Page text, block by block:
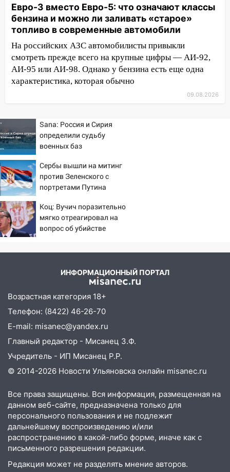
17:15
В Ульяновской области
ремонтируют девять мостов: один уже
готов, ещё два — почти завершены
17:00 «Ульяновскалипсис»: последствия
урагана 8 августа
16:38 Прогноз погоды в Ульяновской
Ульяновске отменили фестиваль «Наше
время»
16:17
Мелекесский район первым в
Ульяновской области намолотил более
100 тысяч тонн зерна
15:17
В колледжи и техникумы
Ульяновской области подали более 10
тысяч заявлений
15:04
Фоторепортаж с улиц Ульяновска
Ураган вырвал остановку на улице
Деева в Заволжье
14:26
Жители Ульяновска сами
пытаются расчистить ливнёвки, не
дождавшись коммунальщиков
14:16 Шторм продолжает ломать город:
на улице Любови Шевцовой рухнул
светофор
14:14
Студента из Ульяновска обманули
мошенники под видом преподавателя
14:12 Куда жаловаться ульяновцам на
упавшее дерево или затопленную улицу
после непогоды
13:59
В Новом городе ураганным
Евро-3 вместо Евро-5: что означают классы
бензина и можно ли заливать «старое»
топливо в современные автомобили
На российских АЗС автомобилисты привыкли
смотреть прежде всего на крупные цифры — АИ-92,
АИ-95 или АИ-98. Однако у бензина есть еще одна
характеристика, которая обычно
09.08.2026
Sana: Россия и Сирия
определили судьбу
военных баз
Сербы вышли на митинг
против Зеленского с
портретами Путина
Коц: Вучич поразительно
мягко отреагировал на
вопрос об убийстве
ИНФОРМАЦИОННЫЙ ПОРТАЛ
Возрастная категория 18+
Телефон: (8422) 46-26-70
E-mail: misanec@yandex.ru
Главный редактор - Мисанец З.Ф.
Учредитель - ИП Мисанец Р.Р.
© 2014-2026 Новости Ульяновска онлайн misanec.ru
Все права защищены. Вся информация, размещенная на
данном веб-сайте, предназначена только для
персонального пользования и не подлежит
дальнейшему воспроизведению и/или
распространению в какой-либо форме, иначе как с
письменного разрешения редакции.
Редакция может не разделять мнение авторов.